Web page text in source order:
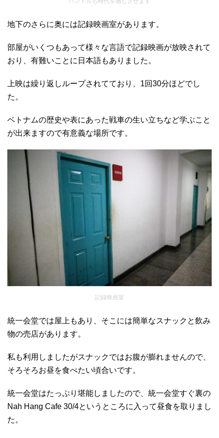
地下のさらに奥には記録映画室があります。
部屋がいくつもあって様々な言語で記録映画が放映されて
おり、有難いことに日本語もありました。
上映は繰り返しループされてており、1回30分ほどでし
た。
ベトナムの歴史や表にあった戦車の生い立ちなど学ぶこと
が出来ますので有意義な場所です。
記録映画室
統一会堂では屋上もあり、そこには簡単なスナックと飲み
物の売店があります。
私も利用しましたがスナックではお腹が膨れませんので、
そろそろお昼を食べたい頃合いです。
統一会堂はたっぷり堪能しましたので、統一会堂すぐ裏の
Nah Hang Cafe 30/4というところに入って昼食を取りまし
た。